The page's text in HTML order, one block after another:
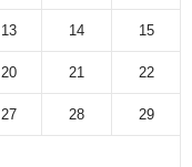
13 14 15
20 21 22
27 28 29